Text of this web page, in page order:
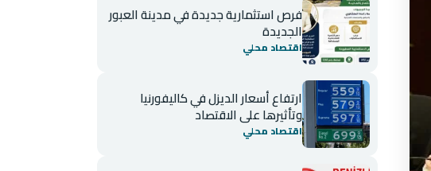
فرص استثمارية جديدة في مدينة العبور
الجديدة
اقتصاد محلي
ارتفاع أسعار الديزل في كاليفورنيا
وتأثيرها على الاقتصاد
اقتصاد محلي